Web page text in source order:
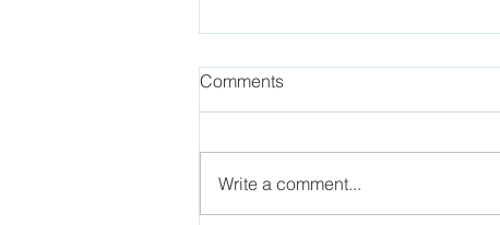
Comments
Write a comment...